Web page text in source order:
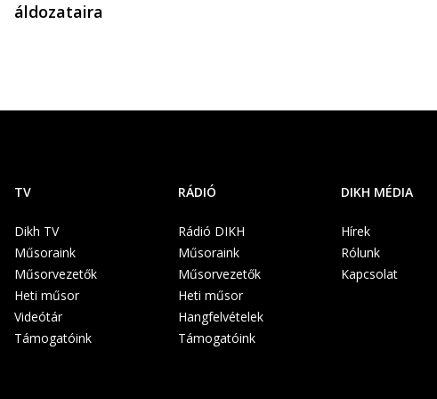
áldozataira
TV
Dikh TV
Műsoraink
Műsorvezetők
Heti műsor
Videótár
Támogatóink
RÁDIÓ
Rádió DIKH
Műsoraink
Műsorvezetők
Heti műsor
Hangfelvételek
Támogatóink
DIKH MÉDIA
Hírek
Rólunk
Kapcsolat